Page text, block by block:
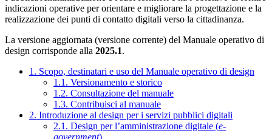
indicazioni operative per orientare e migliorare la progettazione e la
realizzazione dei punti di contatto digitali verso la cittadinanza.
La versione aggiornata (versione corrente) del Manuale operativo di
design corrisponde alla 2025.1.
1. Scopo, destinatari e uso del Manuale operativo di design
1.1. Versionamento e storico
1.2. Consultazione del manuale
1.3. Contribuisci al manuale
2. Introduzione al design per i servizi pubblici digitali
2.1. Design per l’amministrazione digitale (e-
government)